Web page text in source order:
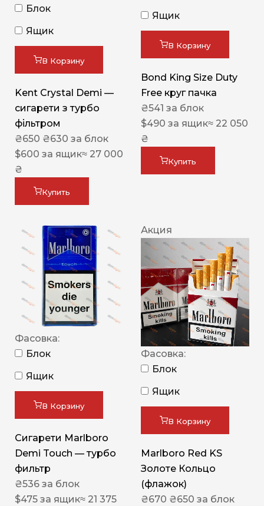
Блок
Ящик
В Корзину
Kent Crystal Demi —
сигарети з турбо
фільтром
₴650 ₴630 за блок
$600 за ящик≈ 27 000
₴
Купить
Ящик
В Корзину
Bond King Size Duty
Free круг пачка
₴541 за блок
$490 за ящик≈ 22 050
₴
Купить
Фасовка:
Блок
Ящик
В Корзину
Сигарети Marlboro
Demi Touch — турбо
фильтр
₴536 за блок
$475 за ящик≈ 21 375
Акция
Фасовка:
Блок
Ящик
В Корзину
Marlboro Red KS
Золоте Кольцо
(флажок)
₴670 ₴650 за блок